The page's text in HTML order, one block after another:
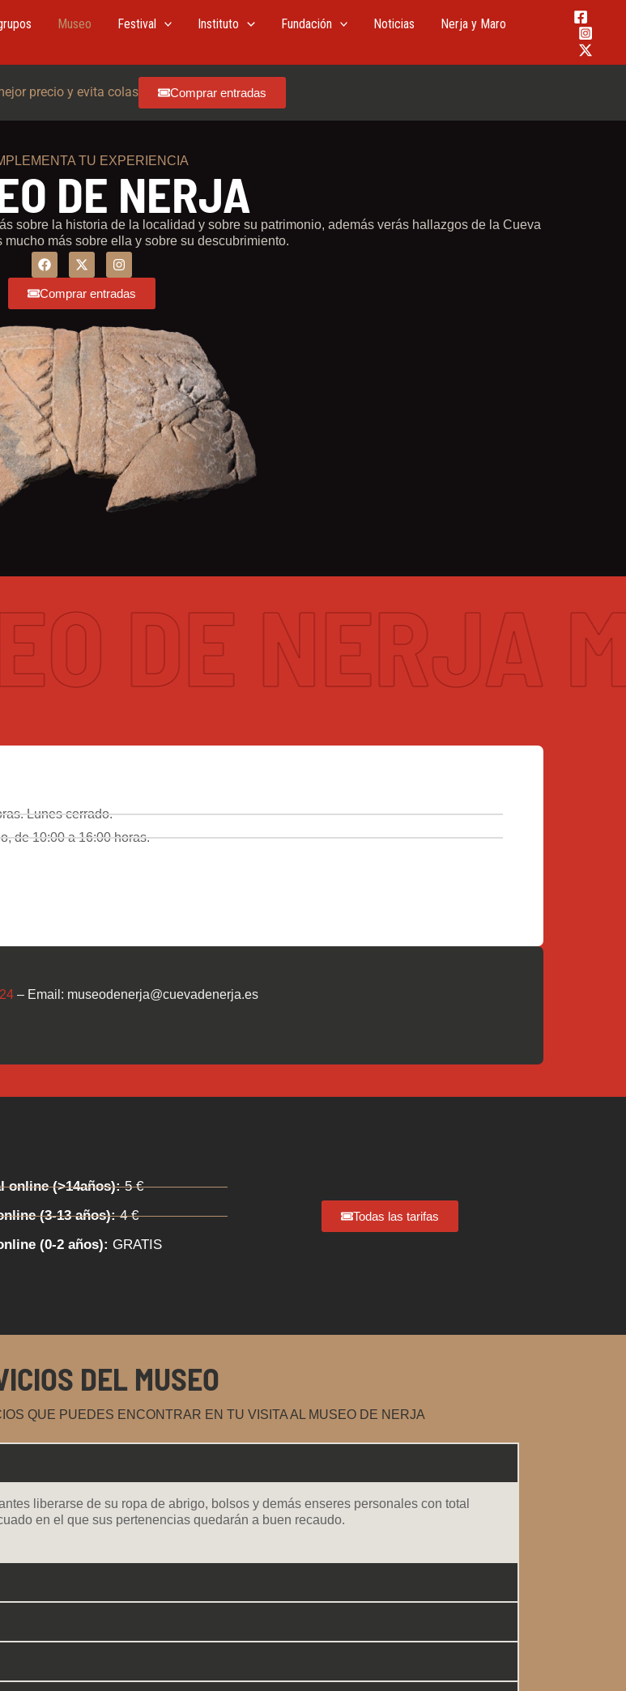
Museo Festival Instituto Fundación Noticias
Nerja y Maro
precio y evita colas Comprar entradas
TU EXPERIENCIA
DE NERJA
sobre la historia de la localidad y sobre su patrimonio, además verás hallazgos de la Cueva
mucho más sobre ella y sobre su descubrimiento.
F
a
e
b
o
k
I
n
t
a
g
r
a
m
Comprar entradas
NERJA
Lunes cerrado.
de 10:00 a 16:00 horas.
– Email: museodenerja@cuevadenerja.es
online (>14años):5 €
(3-13 años):4 €
(0-2 años): GRATIS
Todas las tarifas
DEL MUSEO
QUE PUEDES ENCONTRAR EN TU VISITA AL MUSEO DE NERJA
liberarse de su ropa de abrigo, bolsos y demás enseres personales con total
en el que sus pertenencias quedarán a buen recaudo.